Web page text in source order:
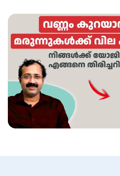
Careers
About
Research